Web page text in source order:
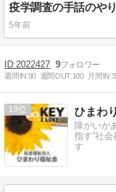
5年前
2022427 9
週間IN:90 週間OUT:100 月間IN:
19 ひまわ
障がいが
指す”社
す